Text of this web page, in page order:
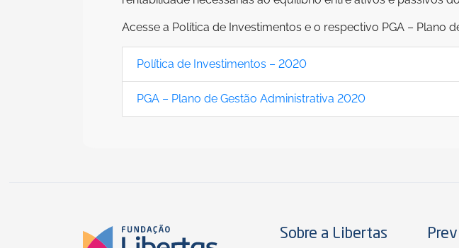
Acesse a Política de Investimentos e o respectivo PGA – Plano
Política de Investimentos – 2020
PGA – Plano de Gestão Administrativa 2020
Sobre a Libertas